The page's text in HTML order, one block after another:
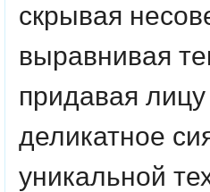
скрывая
выравнивая
придавая
деликатное
уникальной